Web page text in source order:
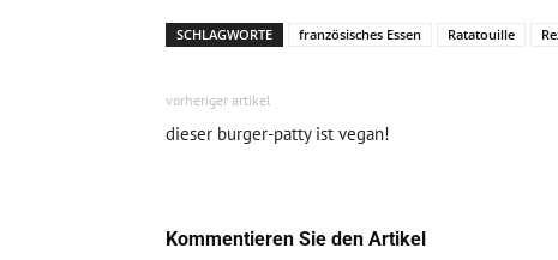
SCHLAGWORTE französisches Essen Ratatouille
vorheriger artikel
dieser burger-patty ist vegan!
Kommentieren Sie den Artikel